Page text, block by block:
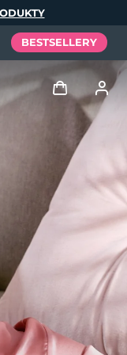
BESTSELLERY
Zaloguj
użytkownika
Moje urządzenia
zamówienia
Moje adresy
subskrypcje
Español
Português
Русский
體中文